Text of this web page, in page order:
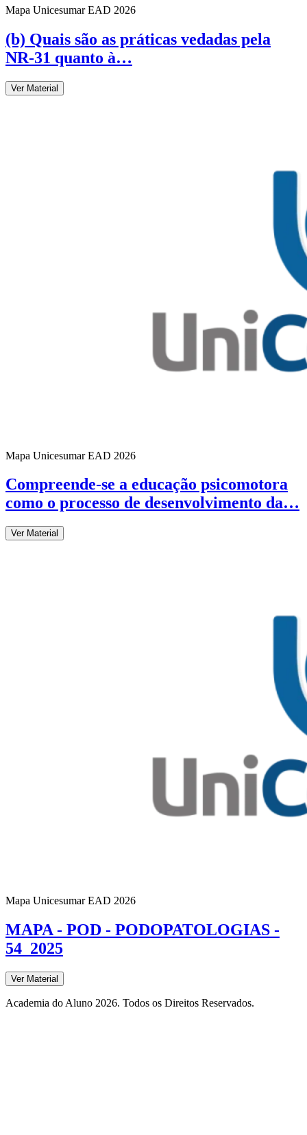
Mapa Unicesumar EAD 2026
(b) Quais são as práticas vedadas pela
NR-31 quanto à…
Ver Material
Mapa Unicesumar EAD 2026
Compreende-se a educação psicomotora
como o processo de desenvolvimento da…
Ver Material
Mapa Unicesumar EAD 2026
MAPA - POD - PODOPATOLOGIAS -
54_2025
Ver Material
Academia do Aluno 2026. Todos os Direitos Reservados.